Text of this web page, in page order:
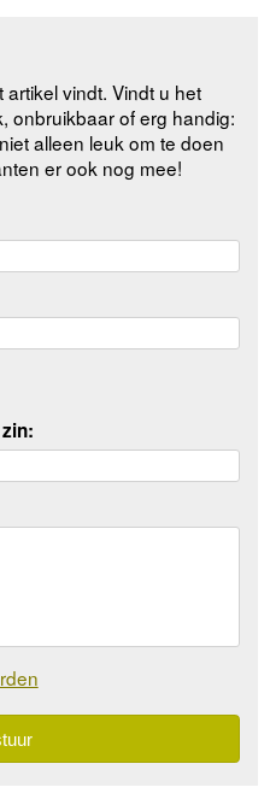
vindt. Vindt u het
onbruikbaar of erg handig:
alleen leuk om te doen
er ook nog mee!